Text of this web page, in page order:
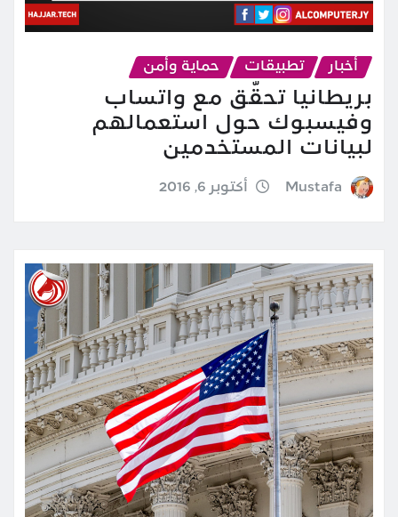
أخبار تطبيقات حماية وأمن
بريطانيا تحقّق مع واتساب
وفيسبوك حول استعمالهم
لبيانات المستخدمين
Mustafa أكتوبر 6, 2016